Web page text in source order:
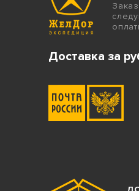
Доставка за